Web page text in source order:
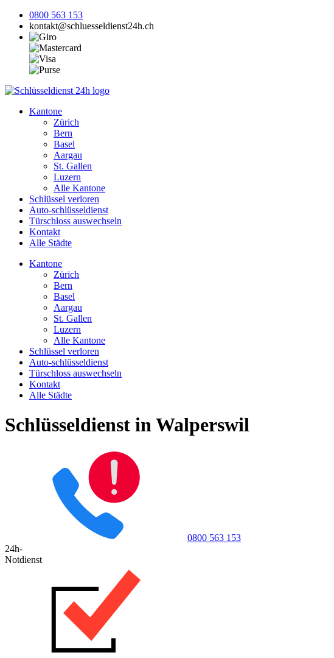
0800 563 153
kontakt@schluesseldienst24h.ch
Kantone
Zürich
Bern
Basel
Aargau
St. Gallen
Luzern
Alle Kantone
Schlüssel verloren
Auto-schlüsseldienst
Türschloss auswechseln
Kontakt
Alle Städte
Kantone
Zürich
Bern
Basel
Aargau
St. Gallen
Luzern
Alle Kantone
Schlüssel verloren
Auto-schlüsseldienst
Türschloss auswechseln
Kontakt
Alle Städte
Schlüsseldienst in Walperswil
0800 563 153
24h-
Notdienst